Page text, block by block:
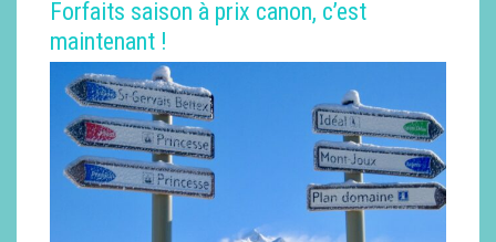
Forfaits saison à prix canon, c’est
maintenant !